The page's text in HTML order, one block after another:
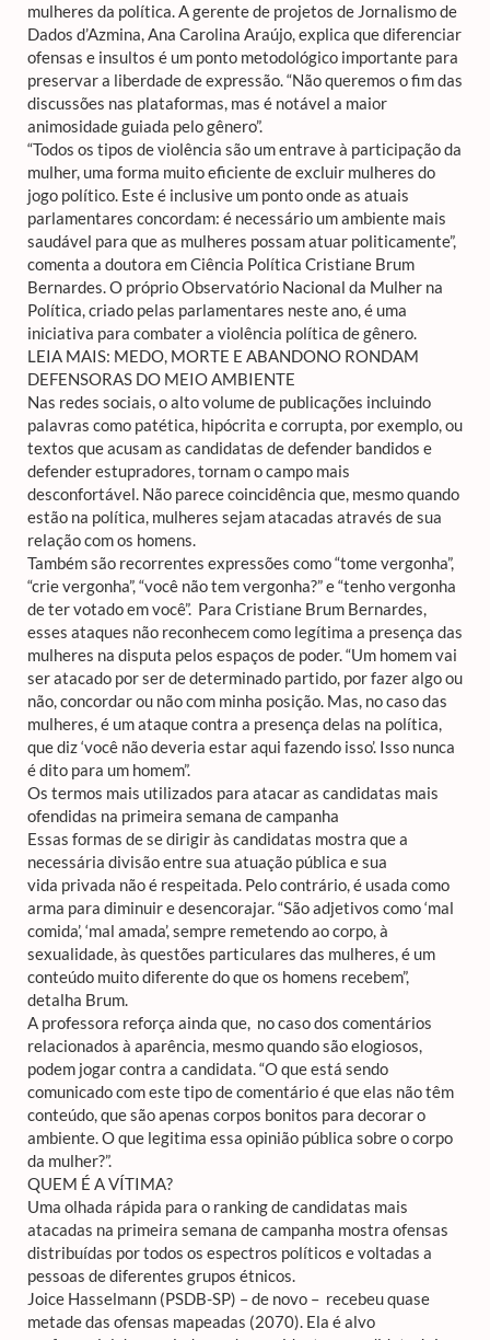
mulheres da política. A gerente de projetos de Jornalismo de
Dados d’Azmina, Ana Carolina Araújo, explica que diferenciar
ofensas e insultos é um ponto metodológico importante para
preservar a liberdade de expressão. “Não queremos o fim das
discussões nas plataformas, mas é notável a maior
animosidade guiada pelo gênero”.
“Todos os tipos de violência são um entrave à participação da
mulher, uma forma muito eficiente de excluir mulheres do
jogo político. Este é inclusive um ponto onde as atuais
parlamentares concordam: é necessário um ambiente mais
saudável para que as mulheres possam atuar politicamente”,
comenta a doutora em Ciência Política Cristiane Brum
Bernardes. O próprio Observatório Nacional da Mulher na
Política, criado pelas parlamentares neste ano, é uma
iniciativa para combater a violência política de gênero.
LEIA MAIS: MEDO, MORTE E ABANDONO RONDAM
DEFENSORAS DO MEIO AMBIENTE
Nas redes sociais, o alto volume de publicações incluindo
palavras como patética, hipócrita e corrupta, por exemplo, ou
textos que acusam as candidatas de defender bandidos e
defender estupradores, tornam o campo mais
desconfortável. Não parece coincidência que, mesmo quando
estão na política, mulheres sejam atacadas através de sua
relação com os homens.
Também são recorrentes expressões como “tome vergonha”,
“crie vergonha”, “você não tem vergonha?” e “tenho vergonha
de ter votado em você”. Para Cristiane Brum Bernardes,
esses ataques não reconhecem como legítima a presença das
mulheres na disputa pelos espaços de poder. “Um homem vai
ser atacado por ser de determinado partido, por fazer algo ou
não, concordar ou não com minha posição. Mas, no caso das
mulheres, é um ataque contra a presença delas na política,
que diz ‘você não deveria estar aqui fazendo isso’. Isso nunca
é dito para um homem”.
Os termos mais utilizados para atacar as candidatas mais
ofendidas na primeira semana de campanha
Essas formas de se dirigir às candidatas mostra que a
necessária divisão entre sua atuação pública e sua
vida privada não é respeitada. Pelo contrário, é usada como
arma para diminuir e desencorajar. “São adjetivos como ‘mal
comida’, ‘mal amada’, sempre remetendo ao corpo, à
sexualidade, às questões particulares das mulheres, é um
conteúdo muito diferente do que os homens recebem”,
detalha Brum.
A professora reforça ainda que, no caso dos comentários
relacionados à aparência, mesmo quando são elogiosos,
podem jogar contra a candidata. “O que está sendo
comunicado com este tipo de comentário é que elas não têm
conteúdo, que são apenas corpos bonitos para decorar o
ambiente. O que legitima essa opinião pública sobre o corpo
da mulher?”.
QUEM É A VÍTIMA?
Uma olhada rápida para o ranking de candidatas mais
atacadas na primeira semana de campanha mostra ofensas
distribuídas por todos os espectros políticos e voltadas a
pessoas de diferentes grupos étnicos.
Joice Hasselmann (PSDB-SP) – de novo – recebeu quase
metade das ofensas mapeadas (2070). Ela é alvo